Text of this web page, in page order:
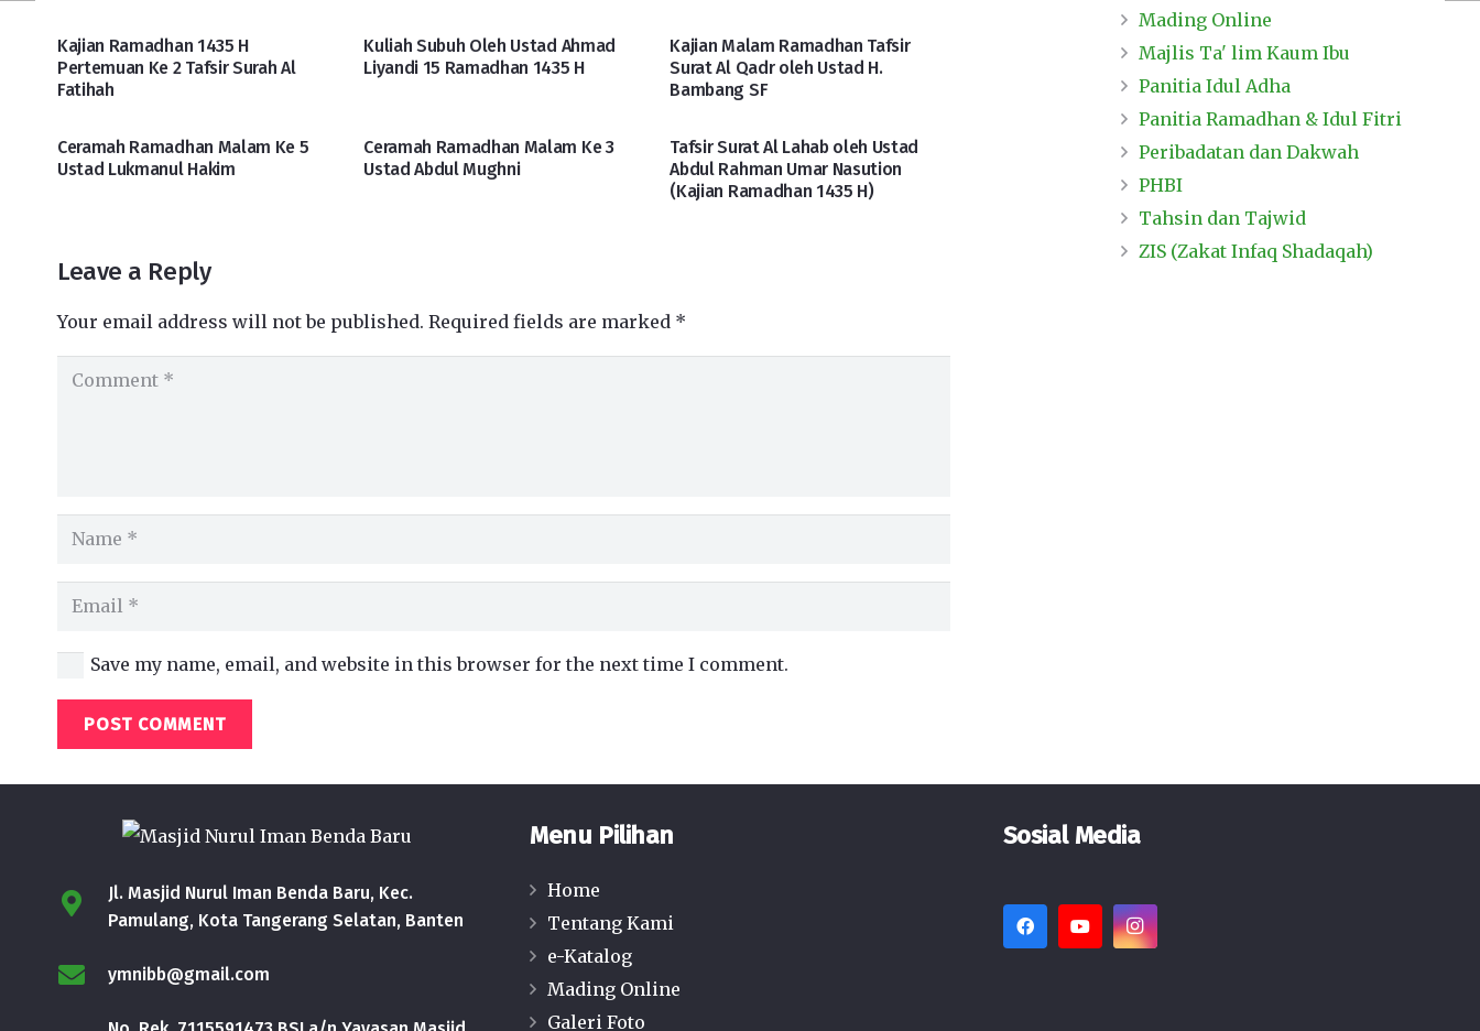
Kajian Ramadhan 1435 H
Pertemuan Ke 2 Tafsir Surah Al
Fatihah
Kuliah Subuh Oleh Ustad Ahmad
Liyandi 15 Ramadhan 1435 H
Kajian Malam Ramadhan Tafsir
Surat Al Qadr oleh Ustad H.
Bambang SF
Ceramah Ramadhan Malam Ke 5
Ustad Lukmanul Hakim
Ceramah Ramadhan Malam Ke 3
Ustad Abdul Mughni
Tafsir Surat Al Lahab oleh Ustad
Abdul Rahman Umar Nasution
(Kajian Ramadhan 1435 H)
Leave a Reply
Your email address will not be published. Required fields are marked *
Save my name, email, and website in this browser for the next time I comment.
POST COMMENT
Mading Online
Majlis Ta' lim Kaum Ibu
Panitia Idul Adha
Panitia Ramadhan & Idul Fitri
Peribadatan dan Dakwah
PHBI
Tahsin dan Tajwid
ZIS (Zakat Infaq Shadaqah)
Jl. Masjid Nurul Iman Benda Baru, Kec.
Pamulang, Kota Tangerang Selatan, Banten
ymnibb@gmail.com
Menu Pilihan
Home
Tentang Kami
e-Katalog
Mading Online
Galeri Foto
Sosial Media